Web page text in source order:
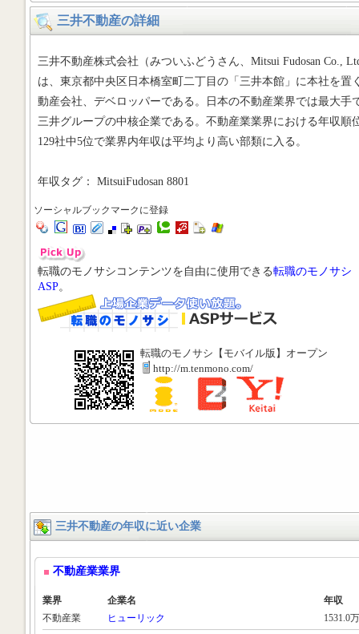
三井不動産の詳細
三井不動産株式会社（みついふどうさん、Mitsui Fudosan Co.,
は、東京都中央区日本橋室町二丁目の「三井本館」に本社を置
動産会社、デベロッパーである。日本の不動産業界では最大手
三井グループの中核企業である。不動産業業界における年収順
129社中5位で業界内年収は平均より高い部類に入る。
年収タグ： MitsuiFudosan 8801
ソーシャルブックマークに登録
転職のモノサシコンテンツを自由に使用できる転職のモノサシ
ASP。
転職のモノサシ【モバイル版】オープン
http://m.tenmono.com/
三井不動産の年収に近い企業
不動産業業界
業界 企業名
年収
不動産業
ヒューリック
1531.0万